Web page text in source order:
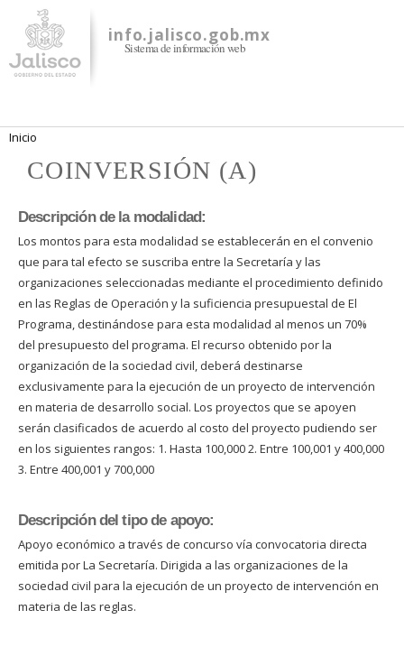
contenido
principal
info.jalisco.gob.mx
Sistema de información web
Se encuentra usted aquí
Inicio
COINVERSIÓN (A)
Descripción de la modalidad:
Los montos para esta modalidad se establecerán en el convenio
que para tal efecto se suscriba entre la Secretaría y las
organizaciones seleccionadas mediante el procedimiento definido
en las Reglas de Operación y la suficiencia presupuestal de El
Programa, destinándose para esta modalidad al menos un 70%
del presupuesto del programa. El recurso obtenido por la
organización de la sociedad civil, deberá destinarse
exclusivamente para la ejecución de un proyecto de intervención
en materia de desarrollo social. Los proyectos que se apoyen
serán clasificados de acuerdo al costo del proyecto pudiendo ser
en los siguientes rangos: 1. Hasta 100,000 2. Entre 100,001 y 400,000
3. Entre 400,001 y 700,000
Descripción del tipo de apoyo:
Apoyo económico a través de concurso vía convocatoria directa
emitida por La Secretaría. Dirigida a las organizaciones de la
sociedad civil para la ejecución de un proyecto de intervención en
materia de las reglas.